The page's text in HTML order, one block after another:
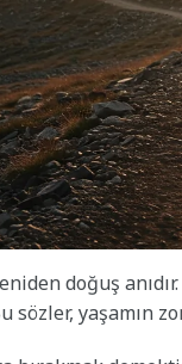
doğuş
sözler, yaşamın